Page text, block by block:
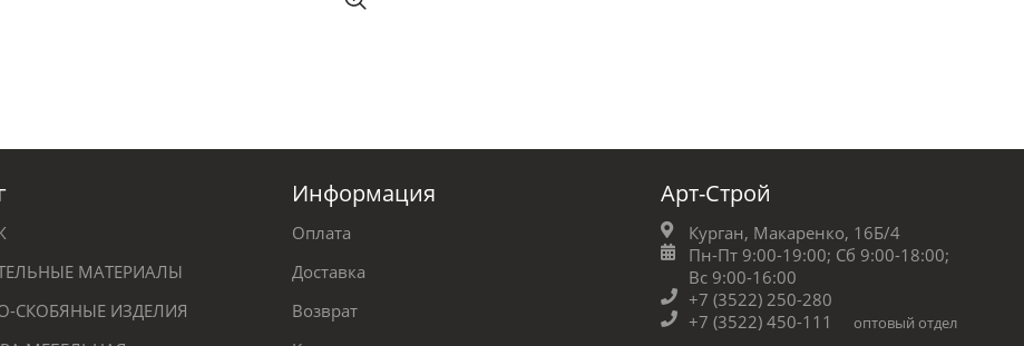
МАТЕРИАЛЫ
СКОБЯНЫЕ ИЗДЕЛИЯ
Информация
Оплата
Доставка
Возврат
Арт-Строй
Курган, Макаренко, 16Б/4
Пн-Пт 9:00-19:00; Сб 9:00-18:00;
Вс 9:00-16:00
+7 (3522) 250-280
+7 (3522) 450-111
оптовый отдел